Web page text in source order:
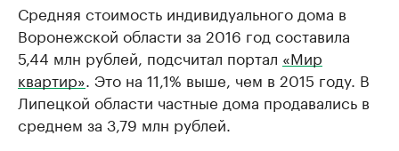
Средняя стоимость индивидуального дома в
Воронежской области за 2016 год составила
5,44 млн рублей, подсчитал портал «Мир
квартир» . Это на 11,1% выше, чем в 2015 году. В
Липецкой области частные дома продавались в
среднем за 3,79 млн рублей.